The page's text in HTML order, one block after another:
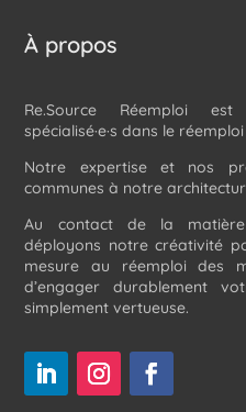
À propos
Re.Source Réemploi
spécialisé·e·s dans le
Notre expertise et nos
communes à notre
Au contact de la
déployons notre créativité
mesure au réemploi des
d’engager durablement
simplement vertueuse.